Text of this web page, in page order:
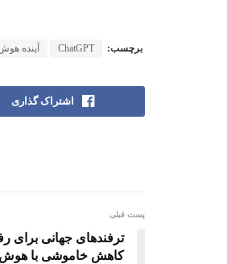
برچسب: ChatGPT آینده
اشتراک گذاری
پست قبلی
ترفندهای جهانی برای
کاهش خاموشی با